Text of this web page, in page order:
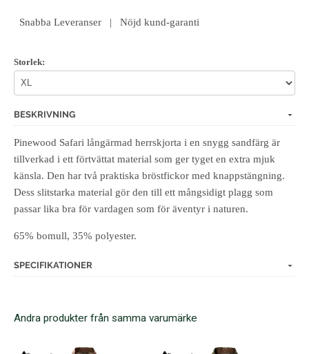
Snabba Leveranser | Nöjd kund-garanti
Storlek:
BESKRIVNING
Pinewood Safari långärmad herrskjorta i en snygg sandfärg är
tillverkad i ett förtvättat material som ger tyget en extra mjuk
känsla. Den har två praktiska bröstfickor med knappstängning.
Dess slitstarka material gör den till ett mångsidigt plagg som
passar lika bra för vardagen som för äventyr i naturen.
65% bomull, 35% polyester.
SPECIFIKATIONER
Andra produkter från samma varumärke